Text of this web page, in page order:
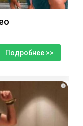
Подробнее >>
i